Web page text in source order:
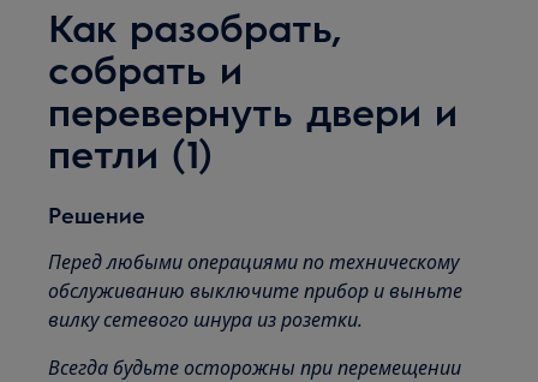
Как разобрать,
собрать и
перевернуть двери и
петли (1)
Решение
Перед любыми операциями по техническому
обслуживанию выключите прибор и выньте
вилку сетевого шнура изрозетки.
Всегда будьте осторожны при перемещении